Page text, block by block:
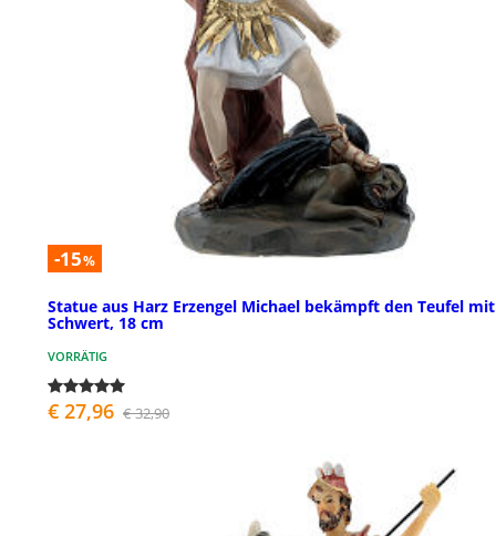
-15%
Statue aus Harz Erzengel Michael bekämpft den Teufel mit
Schwert, 18 cm
VORRÄTIG
€ 27,96 € 32,90